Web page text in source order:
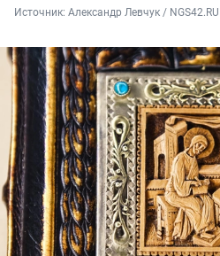
Источник: Александр Левчук / NGS42.RU